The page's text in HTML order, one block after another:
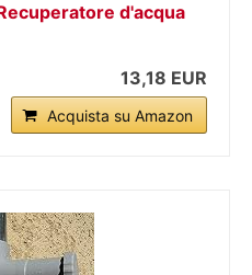
d'acqua
13,18 EUR
Acquista su Amazon